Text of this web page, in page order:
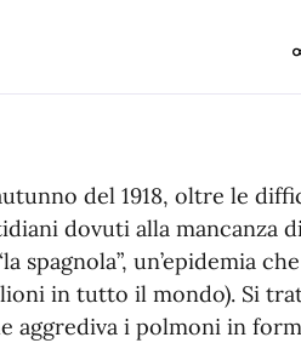
del 1918, oltre le
dovuti alla mancanza
spagnola”, un’epidemia
in tutto il mondo). Si
aggrediva i polmoni in